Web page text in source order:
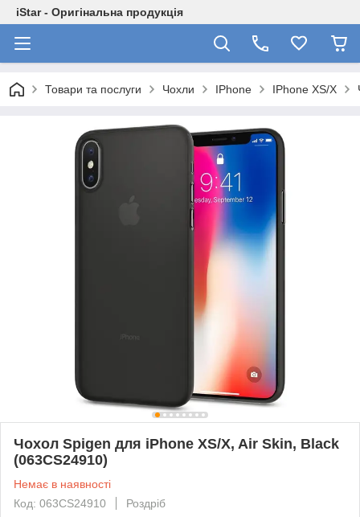
iStar - Оригінальна продукція
Товари та послуги Чохли IPhone IPhone XS/X
Чохол Spigen для iPhone XS/X, Air Skin, Black
(063CS24910)
Немає в наявності
Код: 063CS24910
Роздріб